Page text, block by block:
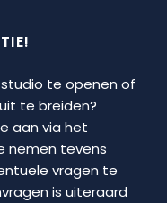
te openen of
te breiden?
aan via het
nemen tevens
vragen te
is uiteraard